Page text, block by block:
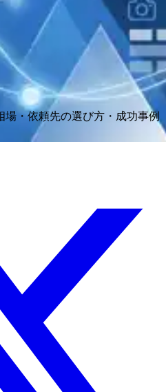
場・依頼先の選び方・成功事例